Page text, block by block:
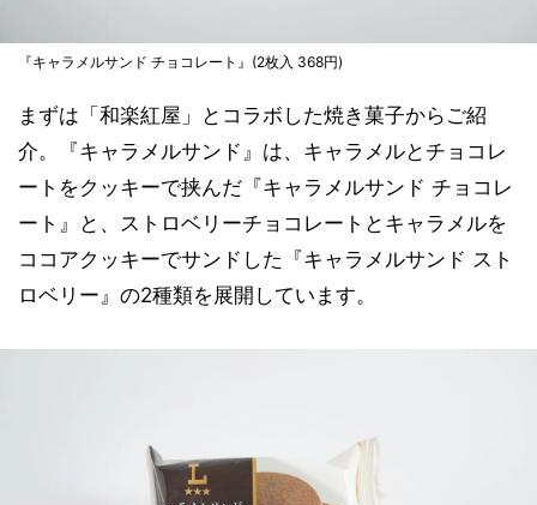
『キャラメルサンド チョコレート』(2枚入 368円)
まずは「和楽紅屋」とコラボした焼き菓子からご紹
介。『キャラメルサンド』は、キャラメルとチョコレ
ートをクッキーで挟んだ『キャラメルサンド チョコレ
ート』と、ストロベリーチョコレートとキャラメルを
ココアクッキーでサンドした『キャラメルサンド スト
ロベリー』の2種類を展開しています。